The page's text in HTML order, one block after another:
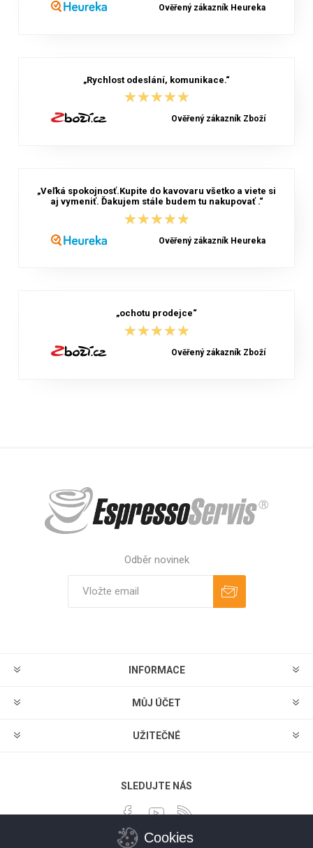
Ověřený zákazník Heureka
„Rychlost odeslání, komunikace.“
★★★★★
★★★★★
Ověřený zákazník Zboží
„Veľká spokojnosť.Kupite do kavovaru všetko a viete si
aj vymeniť. Ďakujem stále budem tu nakupovať .“
★★★★★
★★★★★
Ověřený zákazník Heureka
„ochotu prodejce“
★★★★★
★★★★★
Ověřený zákazník Zboží
Odběr novinek
INFORMACE
MŮJ ÚČET
UŽITEČNÉ
SLEDUJTE NÁS
Cookies